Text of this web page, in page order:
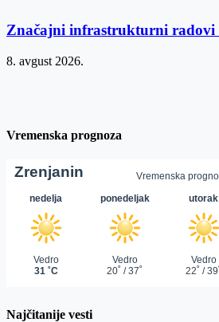
Značajni infrastrukturni radovi
8. avgust 2026.
Vremenska prognoza
Najčitanije vesti